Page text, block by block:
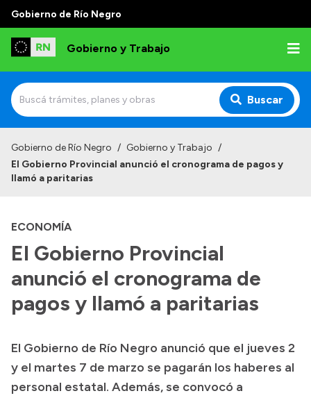
Gobierno de Río Negro
Gobierno y Trabajo
Buscar
Institucional
Autoridades, Áreas y Organismos
Delegaciones
Normativa
Presupuesto
Boletín Oficial
Gobierno de Río Negro / Gobierno y Trabajo /
El Gobierno Provincial anunció el cronograma de pagos y
llamó a paritarias
ECONOMÍA
El Gobierno Provincial
anunció el cronograma de
pagos y llamó a paritarias
El Gobierno de Río Negro anunció que el jueves 2
y el martes 7 de marzo se pagarán los haberes al
personal estatal. Además, se convocó a